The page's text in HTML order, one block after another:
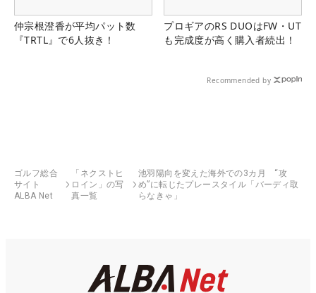
仲宗根澄香が平均パット数
『TRTL』で6人抜き！
プロギアのRS DUOはFW・UT
も完成度が高く購入者続出！
Recommended by
ゴルフ総合
サイト
ALBA Net
「ネクストヒ
ロイン」の写
真一覧
池羽陽向を変えた海外での3カ月 “攻
め”に転じたプレースタイル「バーディ取
らなきゃ」